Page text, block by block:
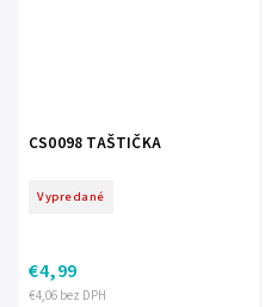
CS0098 TAŠTIČKA
Vypredané
€4,06 bez DPH
€4,99